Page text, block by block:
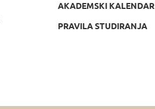
AKADEMSKI KALENDAR
PRAVILA STUDIRANJA